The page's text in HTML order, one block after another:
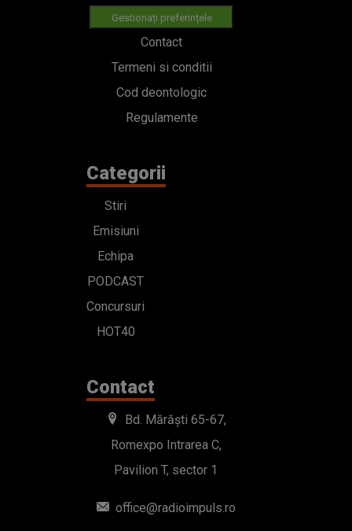
Gestionați preferințele
Contact
Termeni si conditii
Cod deontologic
Regulamente
Categorii
Stiri
Emisiuni
Echipa
PODCAST
Concursuri
HOT40
Contact
Bd. Mărăști 65-67,
Romexpo Intrarea C,
Pavilion T, sector 1
office@radioimpuls.ro